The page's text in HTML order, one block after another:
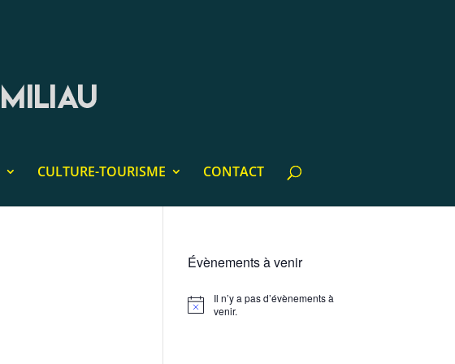
CULTURE-TOURISME CONTACT
Évènements à venir
Notice
Il n’y a pas d’évènements à
venir.